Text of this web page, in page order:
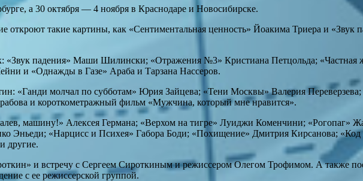
а 30 октября — 4 ноября в Краснодаре и Новосибирске.
откроют такие картины, как «Сентиментальная ценность» Йоакима Триера и
«Звук падения» Маши Шилински; «Отражения №3» Кристиана Петцольда; «Частная
и «Однажды в Газе» Араба и Тарзана Нассеров.
«Ганди молчал по субботам» Юрия Зайцева; «Тени Москвы» Валерия
и короткометражный фильм «Мужчина, который мне нравится».
машину!» Алексея Германа; «Верхом на тигре» Луиджи Коменчини; «Рогопаг»
Эньеди; «Нарцисс и Психея» Габора Боди; «Похищение» Дмитрия Кирсанова;
другие.
и встречу с Сергеем Сироткиным и режиссером Олегом Трофимом. А также
с ее режиссерской группой.